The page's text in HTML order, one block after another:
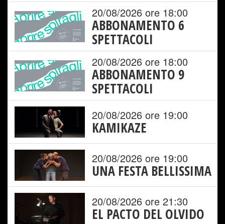
20/08/2026 ore 18:00
ABBONAMENTO 6
SPETTACOLI
20/08/2026 ore 18:00
ABBONAMENTO 9
SPETTACOLI
20/08/2026 ore 19:00
KAMIKAZE
20/08/2026 ore 19:00
UNA FESTA BELLISSIMA
20/08/2026 ore 21:30
EL PACTO DEL OLVIDO